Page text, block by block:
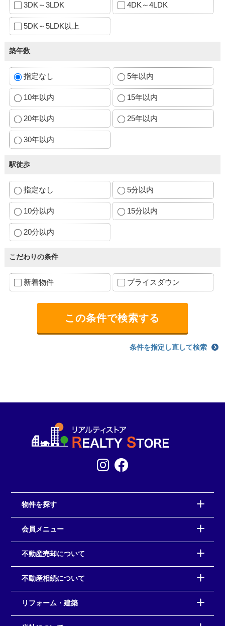
3DK～3LDK 4DK～4LDK
5DK～5LDK以上
築年数
指定なし 5年以内
10年以内 15年以内
20年以内 25年以内
30年以内
駅徒歩
指定なし 5分以内
10分以内 15分以内
20分以内
こだわりの条件
新着物件 プライスダウン
条件を指定し直して検索
物件を探す
会員メニュー
不動産売却について
不動産相続について
リフォーム・建築